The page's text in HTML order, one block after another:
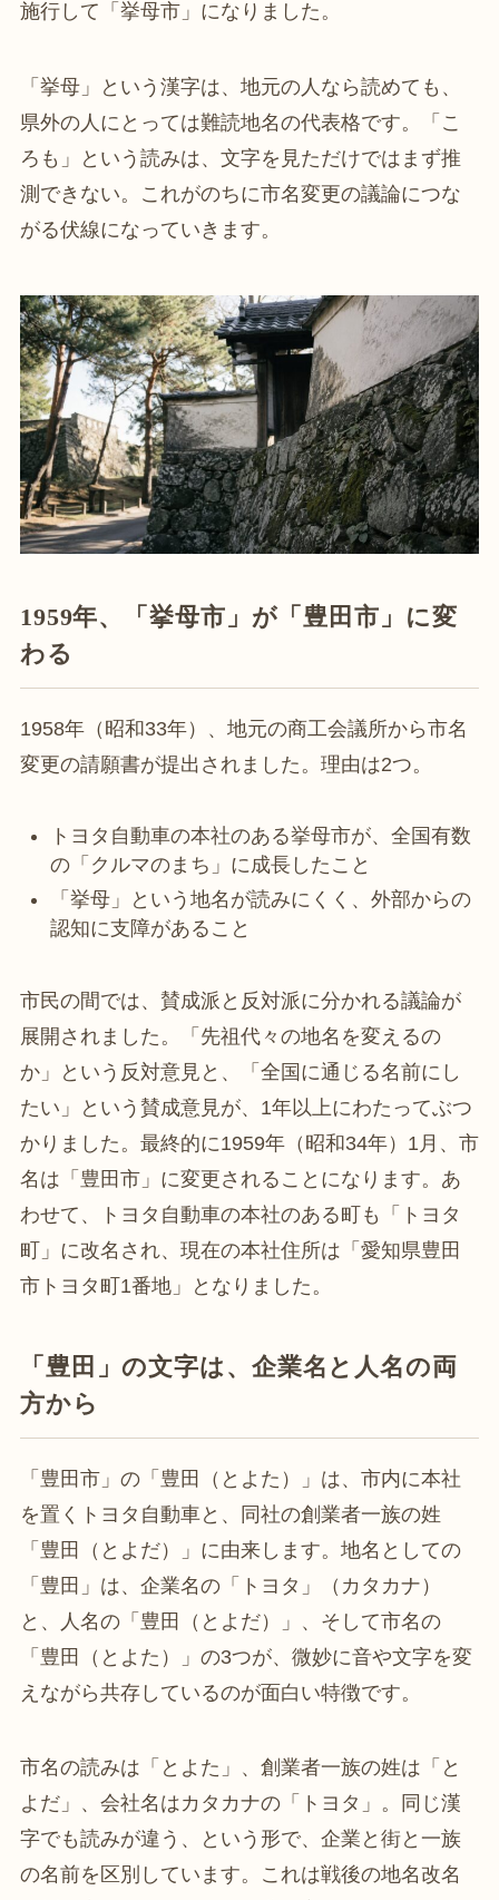
施行して「挙母市」になりました。
「挙母」という漢字は、地元の人なら読めても、
県外の人にとっては難読地名の代表格です。「こ
ろも」という読みは、文字を見ただけではまず推
測できない。これがのちに市名変更の議論につな
がる伏線になっていきます。
1959年、「挙母市」が「豊田市」に変
わる
1958年（昭和33年）、地元の商工会議所から市名
変更の請願書が提出されました。理由は2つ。
トヨタ自動車の本社のある挙母市が、全国有数
の「クルマのまち」に成長したこと
「挙母」という地名が読みにくく、外部からの
認知に支障があること
市民の間では、賛成派と反対派に分かれる議論が
展開されました。「先祖代々の地名を変えるの
か」という反対意見と、「全国に通じる名前にし
たい」という賛成意見が、1年以上にわたってぶつ
かりました。最終的に1959年（昭和34年）1月、市
名は「豊田市」に変更されることになります。あ
わせて、トヨタ自動車の本社のある町も「トヨタ
町」に改名され、現在の本社住所は「愛知県豊田
市トヨタ町1番地」となりました。
「豊田」の文字は、企業名と人名の両
方から
「豊田市」の「豊田（とよた）」は、市内に本社
を置くトヨタ自動車と、同社の創業者一族の姓
「豊田（とよだ）」に由来します。地名としての
「豊田」は、企業名の「トヨタ」（カタカナ）
と、人名の「豊田（とよだ）」、そして市名の
「豊田（とよた）」の3つが、微妙に音や文字を変
えながら共存しているのが面白い特徴です。
市名の読みは「とよた」、創業者一族の姓は「と
よだ」、会社名はカタカナの「トヨタ」。同じ漢
字でも読みが違う、という形で、企業と街と一族
の名前を区別しています。これは戦後の地名改名